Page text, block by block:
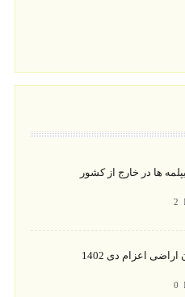
ها در خارج از کشور
اعزام دی 1402